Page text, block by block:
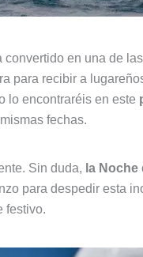
en una de
para recibir a
lo encontraréis en este
fechas.
Sin duda, la
para despedir esta
festivo.